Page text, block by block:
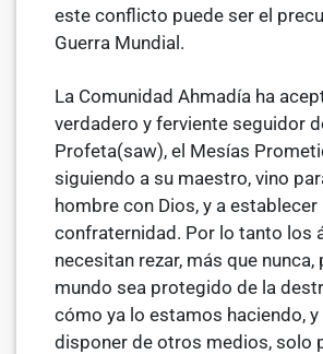
este conflicto puede ser el
Guerra Mundial.
La Comunidad Ahmadía ha
verdadero y ferviente seguidor
Profeta(saw), el Mesías
siguiendo a su maestro, vino
hombre con Dios, y a establecer
confraternidad. Por lo tanto los
necesitan rezar, más que nunca,
mun­do sea protegido de la
cómo ya lo estamos haciendo, y
disponer de otros medios, solo